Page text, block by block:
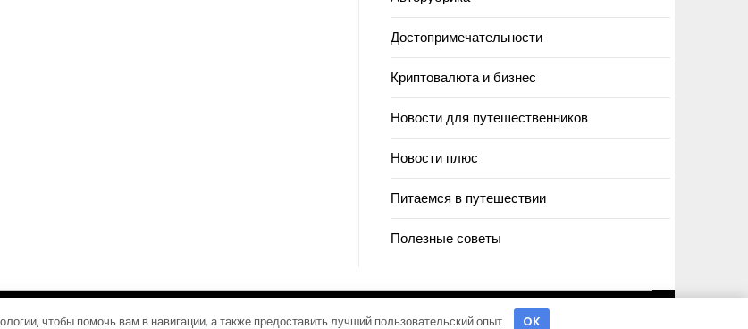
Достопримечательности
Криптовалюта и бизнес
Новости для путешественников
Новости плюс
Питаемся в путешествии
Полезные советы
путешествий| Дизайн:Газетная тема WordPress
чтобы помочь вам в навигации, а также предоставить лучший пользовательский опыт. OK